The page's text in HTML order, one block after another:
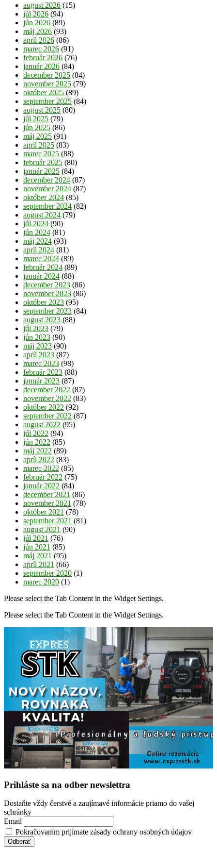
august 2026 (15)
júl 2026 (94)
jún 2026 (89)
máj 2026 (93)
apríl 2026 (86)
marec 2026 (91)
február 2026 (76)
január 2026 (84)
december 2025 (84)
november 2025 (79)
október 2025 (89)
september 2025 (84)
august 2025 (80)
júl 2025 (79)
jún 2025 (86)
máj 2025 (91)
apríl 2025 (83)
marec 2025 (88)
február 2025 (80)
január 2025 (84)
december 2024 (87)
november 2024 (87)
október 2024 (85)
september 2024 (82)
august 2024 (79)
júl 2024 (90)
jún 2024 (81)
máj 2024 (93)
apríl 2024 (81)
marec 2024 (89)
február 2024 (89)
január 2024 (88)
december 2023 (86)
november 2023 (86)
október 2023 (95)
september 2023 (84)
august 2023 (88)
júl 2023 (79)
jún 2023 (90)
máj 2023 (90)
apríl 2023 (87)
marec 2023 (98)
február 2023 (88)
január 2023 (87)
december 2022 (87)
november 2022 (83)
október 2022 (92)
september 2022 (87)
august 2022 (95)
júl 2022 (94)
jún 2022 (85)
máj 2022 (89)
apríl 2022 (83)
marec 2022 (85)
február 2022 (75)
január 2022 (84)
december 2021 (86)
november 2021 (78)
október 2021 (78)
september 2021 (81)
august 2021 (90)
júl 2021 (76)
jún 2021 (85)
máj 2021 (95)
apríl 2021 (66)
september 2020 (1)
marec 2020 (1)
Please select the Tab Content in the Widget Settings.
Please select the Tab Content in the Widget Settings.
Prihláste sa na odber newslettra
Dostaňte vždy čerstvé a zaujímavé informácie priamo do vašej
schránky
Email
Pokračovaním prijímate zásady ochrany osobných údajov